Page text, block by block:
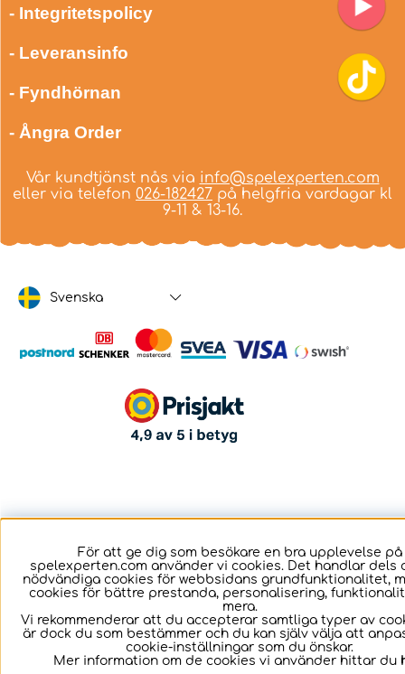
- Integritetspolicy
- Leveransinfo
- Fyndhörnan
- Ångra Order
Vår kundtjänst nås via info@spelexperten.com
eller via telefon 026-182427 på helgfria vardagar kl
9-11 & 13-16.
Svenska
För att ge dig som besökare en bra upplevelse på
spelexperten.com använder vi cookies. Det handlar dels
nödvändiga cookies för webbsidans grundfunktionalitet,
cookies för bättre prestanda, personalisering,
mera.
Vi rekommenderar att du accepterar samtliga typer av
är dock du som bestämmer och du kan själv välja att
cookie-inställningar som du önskar.
Mer information om de cookies vi använder hittar du